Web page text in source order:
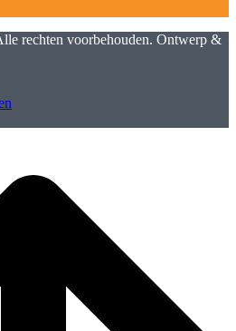
rechten voorbehouden. Ontwerp &